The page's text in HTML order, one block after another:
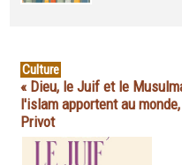
Culture
« Dieu, le Juif et le
l'islam apportent au
Privot